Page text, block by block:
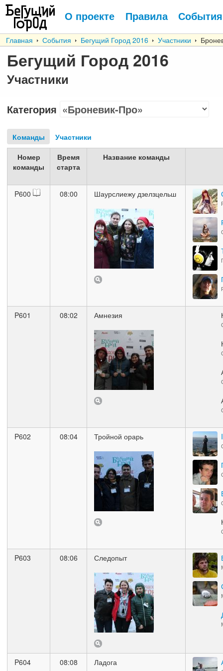
О проекте Правила События
Главная События Бегущий Город 2016 Участники
Бегущий Город 2016
Участники
Категория
Команды Участники
Номер
команды
Время
старта
Название команды
P600 08:00 Шаурслиежу дзелзцельш
P601 08:02 Амнезия
P602 08:04 Тройной орарь
P603 08:06 Следопыт
P604 08:08 Ладога